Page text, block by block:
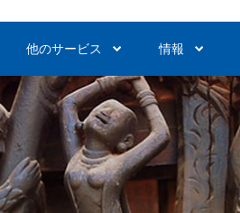
他のサービス 情報